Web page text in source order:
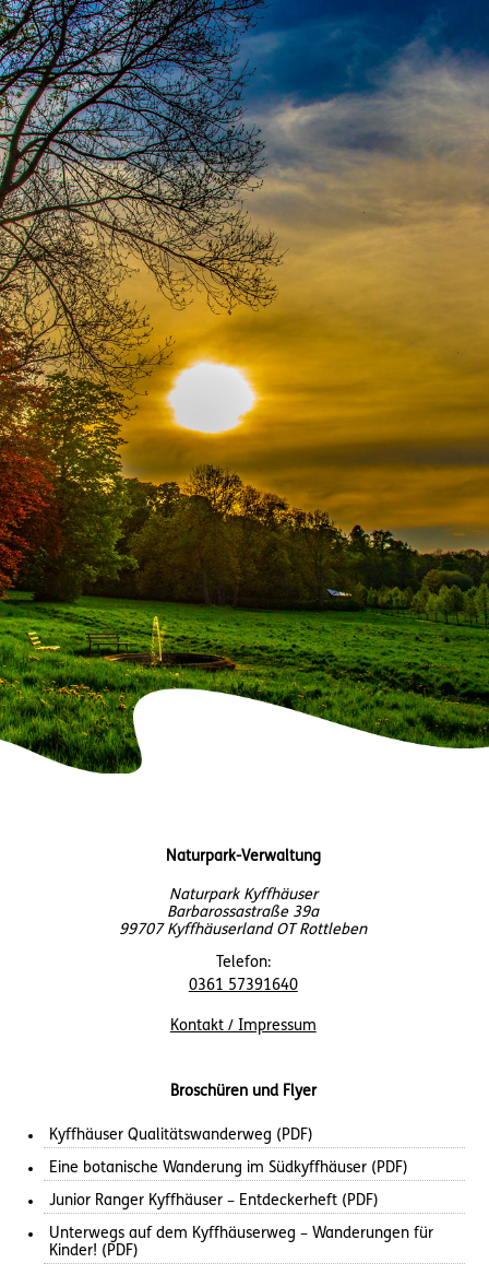
Naturpark-Verwaltung
Naturpark Kyffhäuser
Barbarossastraße 39a
99707 Kyffhäuserland OT Rottleben
Telefon:
0361 57391640
Kontakt / Impressum
Broschüren und Flyer
Kyffhäuser Qualitätswanderweg (PDF)
Eine botanische Wanderung im Südkyffhäuser (PDF)
Junior Ranger Kyffhäuser – Entdeckerheft (PDF)
Unterwegs auf dem Kyffhäuserweg – Wanderungen für
Kinder! (PDF)